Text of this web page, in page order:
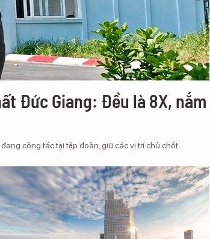
Đức Giang: Đều là 8X, nắm
công tác tại tập đoàn, giữ các vị trí chủ chốt.